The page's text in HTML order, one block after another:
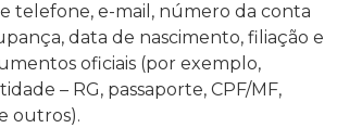
telefone, e-mail, número da conta
data de nascimento, filiação e
oficiais (por exemplo,
– RG, passaporte, CPF/MF,
outros).